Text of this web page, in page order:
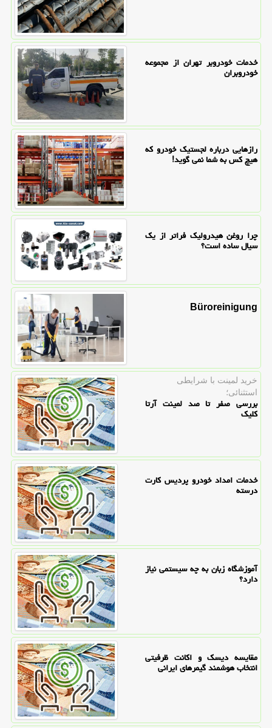
خدمات خودروبر تهران از مجموعه
خودروبران
رازهایی درباره لجستیک خودرو که
هیچ کس به شما نمی گوید!
چرا روغن هیدرولیک فراتر از یک
سیال ساده است؟
Büroreinigung
خرید لمینت با شرایطی
استثنائی؛
بررسی صفر تا صد لمینت آرتا
کلیک
خدمات امداد خودرو پردیس کارت
درسته
آموزشگاه زبان به چه سیستمی نیاز
دارد؟
مقایسه دیسک و اکانت ظرفیتی
انتخاب هوشمند گیمرهای ایرانی